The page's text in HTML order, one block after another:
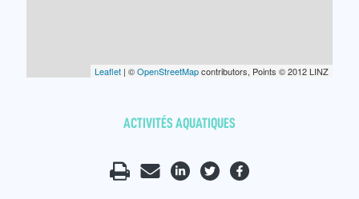
Leaflet | ©OpenStreetMapcontributors, Points © 2012 LINZ
ACTIVITÉS AQUATIQUES